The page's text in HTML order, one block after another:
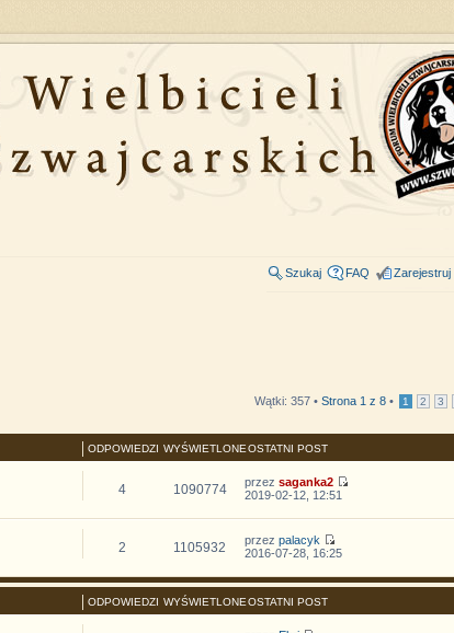
Szukaj FAQ Zarejestruj
Wątki: 357 • Strona 1 z 8• 1 2 3
ODPOWIEDZI WYŚWIETLONEOSTATNI POST
4 1090774 przez saganka2
2019-02-12, 12:51
2 1105932 przez palacyk
2016-07-28, 16:25
ODPOWIEDZI WYŚWIETLONEOSTATNI POST